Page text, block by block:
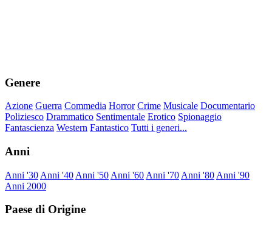
Genere
Azione Guerra Commedia Horror Crime Musicale Documentario
Poliziesco Drammatico Sentimentale Erotico Spionaggio
Fantascienza Western Fantastico Tutti i generi...
Anni
Anni '30 Anni '40 Anni '50 Anni '60 Anni '70 Anni '80 Anni '90
Anni 2000
Paese di Origine